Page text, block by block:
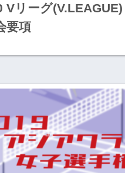
Vリーグ
要項